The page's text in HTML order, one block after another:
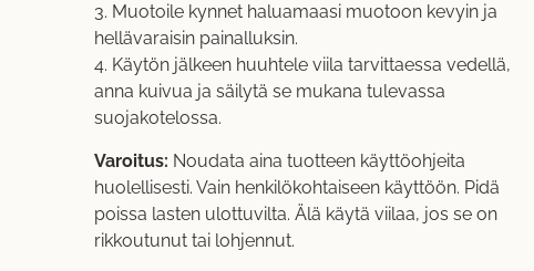
3. Muotoile kynnet haluamaasi muotoon kevyin ja
hellävaraisin painalluksin.
4. Käytön jälkeen huuhtele viila tarvittaessa vedellä,
anna kuivua ja säilytä se mukana tulevassa
suojakotelossa.
Varoitus: Noudata aina tuotteen käyttöohjeita
huolellisesti. Vain henkilökohtaiseen käyttöön. Pidä
poissa lasten ulottuvilta. Älä käytä viilaa, jos se on
rikkoutunut tai lohjennut.